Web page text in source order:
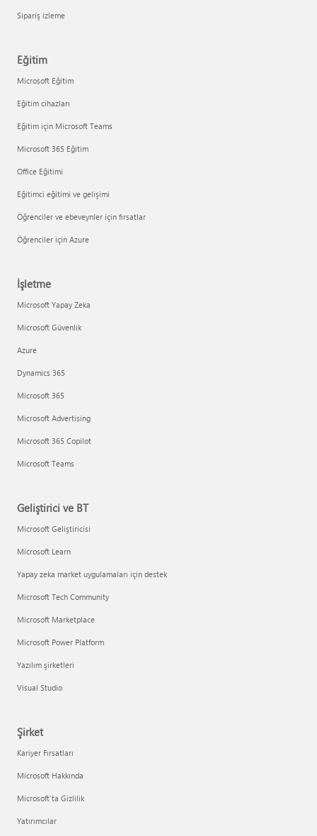
Sipariş izleme
Eğitim
Microsoft Eğitim
Eğitim cihazları
Eğitim için Microsoft Teams
Microsoft 365 Eğitim
Office Eğitimi
Eğitimci eğitimi ve gelişimi
Öğrenciler ve ebeveynler için fırsatlar
Öğrenciler için Azure
İşletme
Microsoft Yapay Zeka
Microsoft Güvenlik
Azure
Dynamics 365
Microsoft 365
Microsoft Advertising
Microsoft 365 Copilot
Microsoft Teams
Geliştirici ve BT
Microsoft Geliştiricisi
Microsoft Learn
Yapay zeka market uygulamaları için destek
Microsoft Tech Community
Microsoft Marketplace
Microsoft Power Platform
Yazılım şirketleri
Visual Studio
Şirket
Kariyer Fırsatları
Microsoft Hakkında
Microsoft'ta Gizlilik
Yatırımcılar